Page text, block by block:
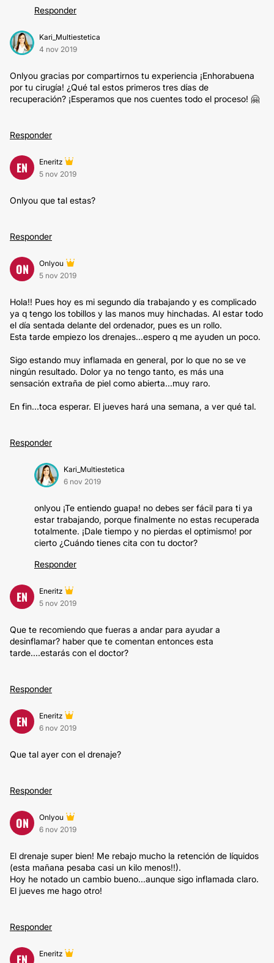
Responder
Kari_Multiestetica
4 nov 2019
Onlyou gracias por compartirnos tu experiencia ¡Enhorabuena
por tu cirugía! ¿Qué tal estos primeros tres días de
recuperación? ¡Esperamos que nos cuentes todo el proceso! 🤗
Responder
EN
Eneritz
5 nov 2019
Onlyou que tal estas?
Responder
ON
Onlyou
5 nov 2019
Hola!! Pues hoy es mi segundo día trabajando y es complicado
ya q tengo los tobillos y las manos muy hinchadas. Al estar todo
el día sentada delante del ordenador, pues es un rollo.
Esta tarde empiezo los drenajes...espero q me ayuden un poco.
Sigo estando muy inflamada en general, por lo que no se ve
ningún resultado. Dolor ya no tengo tanto, es más una
sensación extraña de piel como abierta...muy raro.
En fin...toca esperar. El jueves hará una semana, a ver qué tal.
Responder
Kari_Multiestetica
6 nov 2019
onlyou ¡Te entiendo guapa! no debes ser fácil para ti ya
estar trabajando, porque finalmente no estas recuperada
totalmente. ¡Dale tiempo y no pierdas el optimismo! por
cierto ¿Cuándo tienes cita con tu doctor?
Responder
EN
Eneritz
5 nov 2019
Que te recomiendo que fueras a andar para ayudar a
desinflamar? haber que te comentan entonces esta
tarde....estarás con el doctor?
Responder
EN
Eneritz
6 nov 2019
Que tal ayer con el drenaje?
Responder
ON
Onlyou
6 nov 2019
El drenaje super bien! Me rebajo mucho la retención de líquidos
(esta mañana pesaba casi un kilo menos!!).
Hoy he notado un cambio bueno...aunque sigo inflamada claro.
El jueves me hago otro!
Responder
EN
Eneritz